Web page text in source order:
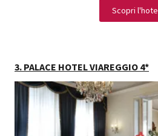
Scopri
3. PALACE HOTEL VIAREGGIO 4*